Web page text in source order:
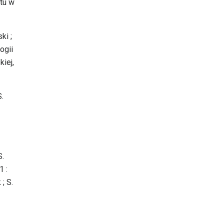
w
;
:
S.